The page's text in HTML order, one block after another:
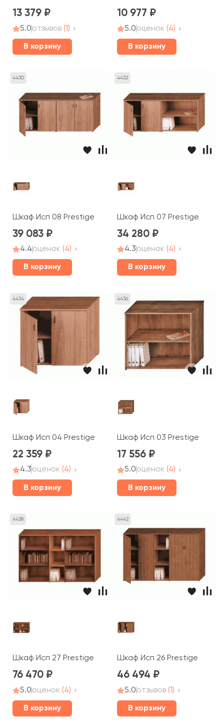
13 379
5.0отзывов (1)
В корзину
10 977
5.0оценок (4)
В корзину
4430
Шкаф Исп 08 Prestige
39 083
4.4оценок (4)
В корзину
4432
Шкаф Исп 07 Prestige
34 280
4.3оценок (4)
В корзину
4434
Шкаф Исп 04 Prestige
22 359
4.3оценок (4)
В корзину
4436
Шкаф Исп 03 Prestige
17 556
5.0оценок (4)
В корзину
4438
Шкаф Исп 27 Prestige
76 470
5.0оценок (4)
В корзину
4442
Шкаф Исп 26 Prestige
46 494
5.0отзывов (1)
В корзину